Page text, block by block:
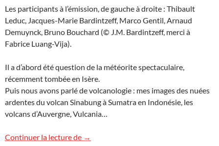
Les participants à l’émission, de gauche à droite : Thibault
Leduc, Jacques-Marie Bardintzeff, Marco Gentil, Arnaud
Demuynck, Bruno Bouchard (© J.M. Bardintzeff, merci à
Fabrice Luang-Vija).
Il a d’abord été question de la météorite spectaculaire,
récemment tombée en Isère.
Puis nous avons parlé de volcanologie : mes images des nuées
ardentes du volcan Sinabung à Sumatra en Indonésie, les
volcans d’Auvergne, Vulcania…
Continuer la lecture de TéléGrenoble “Si on parlait…”
→